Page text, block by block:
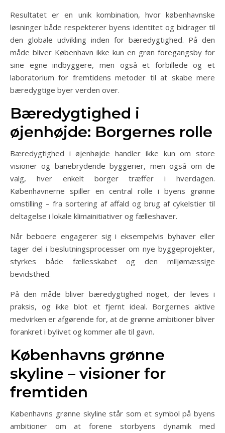
Resultatet er en unik kombination, hvor københavnske
løsninger både respekterer byens identitet og bidrager til
den globale udvikling inden for bæredygtighed. På den
måde bliver København ikke kun en grøn foregangsby for
sine egne indbyggere, men også et forbillede og et
laboratorium for fremtidens metoder til at skabe mere
bæredygtige byer verden over.
Bæredygtighed i
øjenhøjde: Borgernes rolle
Bæredygtighed i øjenhøjde handler ikke kun om store
visioner og banebrydende byggerier, men også om de
valg, hver enkelt borger træffer i hverdagen.
Københavnerne spiller en central rolle i byens grønne
omstilling – fra sortering af affald og brug af cykelstier til
deltagelse i lokale klimainitiativer og fælleshaver.
Når beboere engagerer sig i eksempelvis byhaver eller
tager del i beslutningsprocesser om nye byggeprojekter,
styrkes både fællesskabet og den miljømæssige
bevidsthed.
På den måde bliver bæredygtighed noget, der leves i
praksis, og ikke blot et fjernt ideal. Borgernes aktive
medvirken er afgørende for, at de grønne ambitioner bliver
forankret i bylivet og kommer alle til gavn.
Københavns grønne
skyline – visioner for
fremtiden
Københavns grønne skyline står som et symbol på byens
ambitioner om at forene storbyens dynamik med